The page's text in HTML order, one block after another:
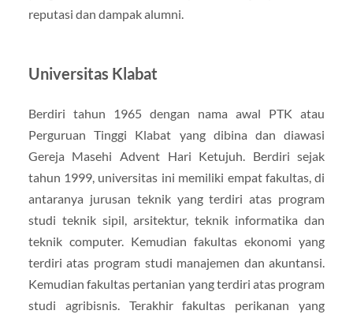
reputasi dan dampak alumni.
Universitas Klabat
Berdiri tahun 1965 dengan nama awal PTK atau
Perguruan Tinggi Klabat yang dibina dan diawasi
Gereja Masehi Advent Hari Ketujuh. Berdiri sejak
tahun 1999, universitas ini memiliki empat fakultas, di
antaranya jurusan teknik yang terdiri atas program
studi teknik sipil, arsitektur, teknik informatika dan
teknik computer. Kemudian fakultas ekonomi yang
terdiri atas program studi manajemen dan akuntansi.
Kemudian fakultas pertanian yang terdiri atas program
studi agribisnis. Terakhir fakultas perikanan yang